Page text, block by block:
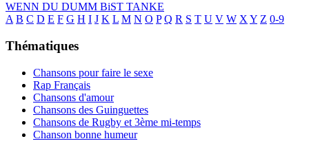
WENN DU DUMM BiST TANKE
A B C D E F G H I J K L M N O P Q R S T U V W X Y Z 0-9
Thématiques
Chansons pour faire le sexe
Rap Français
Chansons d'amour
Chansons des Guinguettes
Chansons de Rugby et 3ème mi-temps
Chanson bonne humeur